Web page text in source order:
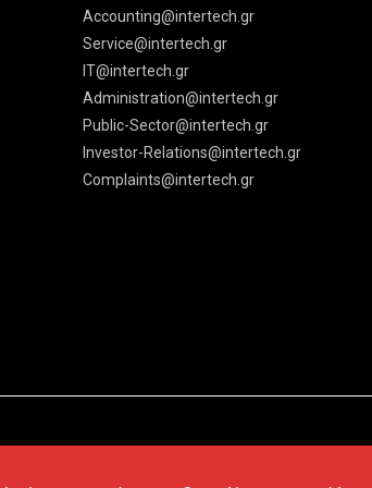
Accounting@intertech.gr
Service@intertech.gr
IT@intertech.gr
Administration@intertech.gr
Public-Sector@intertech.gr
Investor-Relations@intertech.gr
Complaints@intertech.gr